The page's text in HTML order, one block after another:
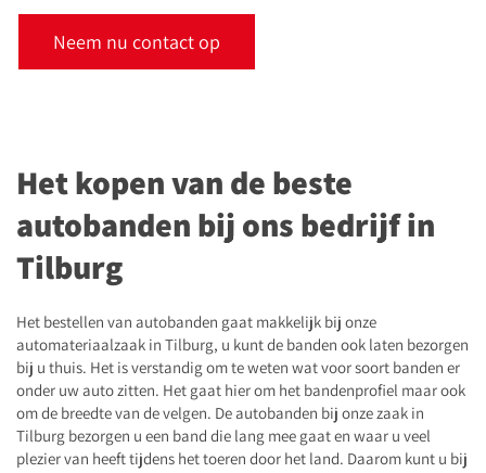
Neem nu contact op
Het kopen van de beste
autobanden bij ons bedrijf in
Tilburg
Het bestellen van autobanden gaat makkelijk bij onze
automateriaalzaak in Tilburg, u kunt de banden ook laten bezorgen
bij u thuis. Het is verstandig om te weten wat voor soort banden er
onder uw auto zitten. Het gaat hier om het bandenprofiel maar ook
om de breedte van de velgen. De autobanden bij onze zaak in
Tilburg bezorgen u een band die lang mee gaat en waar u veel
plezier van heeft tijdens het toeren door het land. Daarom kunt u bij